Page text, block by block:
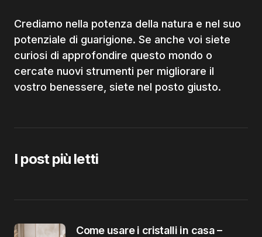
Crediamo nella potenza della natura e nel suo
potenziale di guarigione. Se anche voi siete
curiosi di approfondire questo mondo o
cercate nuovi strumenti per migliorare il
vostro benessere, siete nel posto giusto.
I post più letti
Come usare i cristalli in casa –